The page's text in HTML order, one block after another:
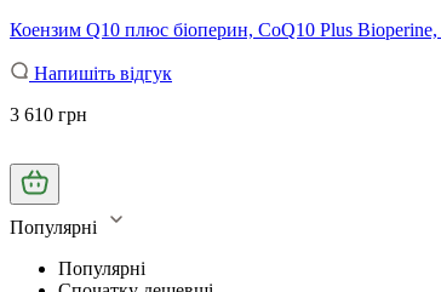
Коензим Q10 плюс біоперин, CoQ10 Plus
Напишіть відгук
3 610 грн
Популярні
Популярні